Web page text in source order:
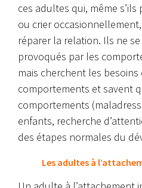
ces adultes qui, même
ou crier
réparer la relation. Ils ne
provoqués par les
mais cherchent les
comportements et savent
comportements
enfants, recherche
des étapes normales du
Les adultes à